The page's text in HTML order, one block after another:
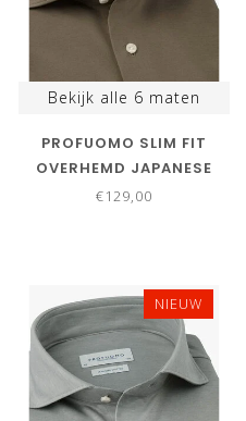
Bekijk alle 6 maten
PROFUOMO SLIM FIT
OVERHEMD JAPANESE
KNITTED BRUIN LIGHT
€129,00
NIEUW